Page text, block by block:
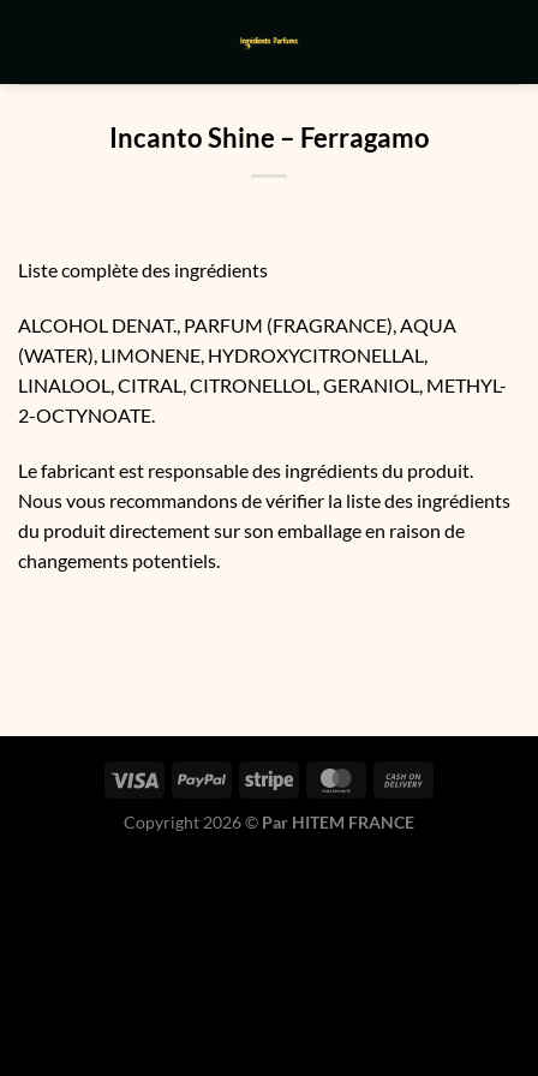
Incanto Shine – Ferragamo
Liste complète des ingrédients
ALCOHOL DENAT., PARFUM (FRAGRANCE), AQUA
(WATER), LIMONENE, HYDROXYCITRONELLAL,
LINALOOL, CITRAL, CITRONELLOL, GERANIOL, METHYL-
2-OCTYNOATE.
Le fabricant est responsable des ingrédients du produit.
Nous vous recommandons de vérifier la liste des ingrédients
du produit directement sur son emballage en raison de
changements potentiels.
Copyright 2026 © Par HITEM FRANCE